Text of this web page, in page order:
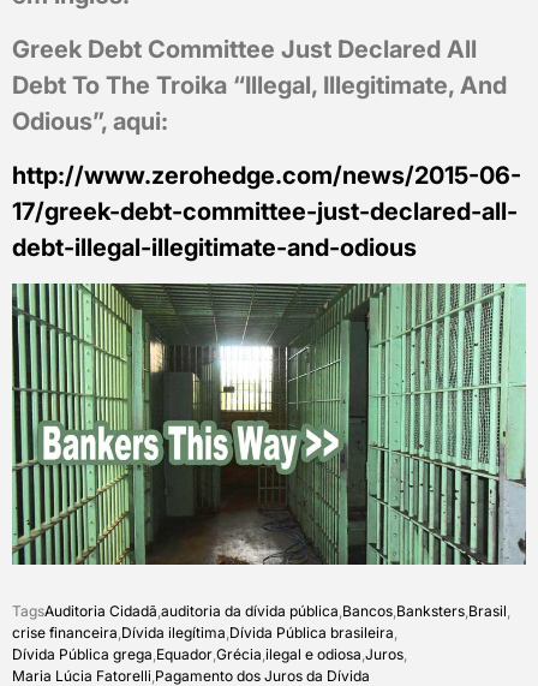
Greek Debt Committee Just Declared All
Debt To The Troika “Illegal, Illegitimate, And
Odious”, aqui:
http://www.zerohedge.com/news/2015-06-
17/greek-debt-committee-just-declared-all-
debt-illegal-illegitimate-and-odious
TagsAuditoria Cidadã auditoria da dívida pública Bancos Banksters Brasil
crise financeira Dívida ilegítima Dívida Pública brasileira
Dívida Pública grega Equador Grécia ilegal e odiosa Juros
Maria Lúcia Fatorelli Pagamento dos Juros da Dívida